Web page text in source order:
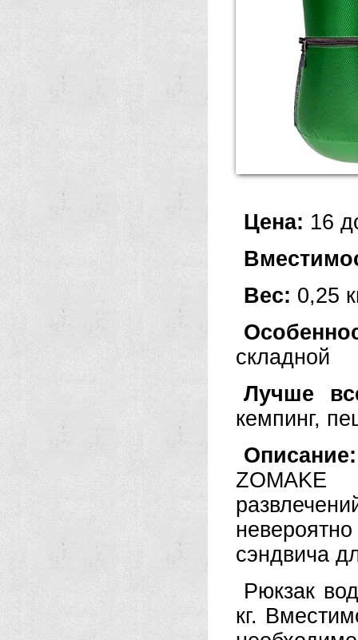
Цена: 16
Вес: 0,25
складной
Лучше
кемпинг,
сэндвича
Рюкзак
кг.